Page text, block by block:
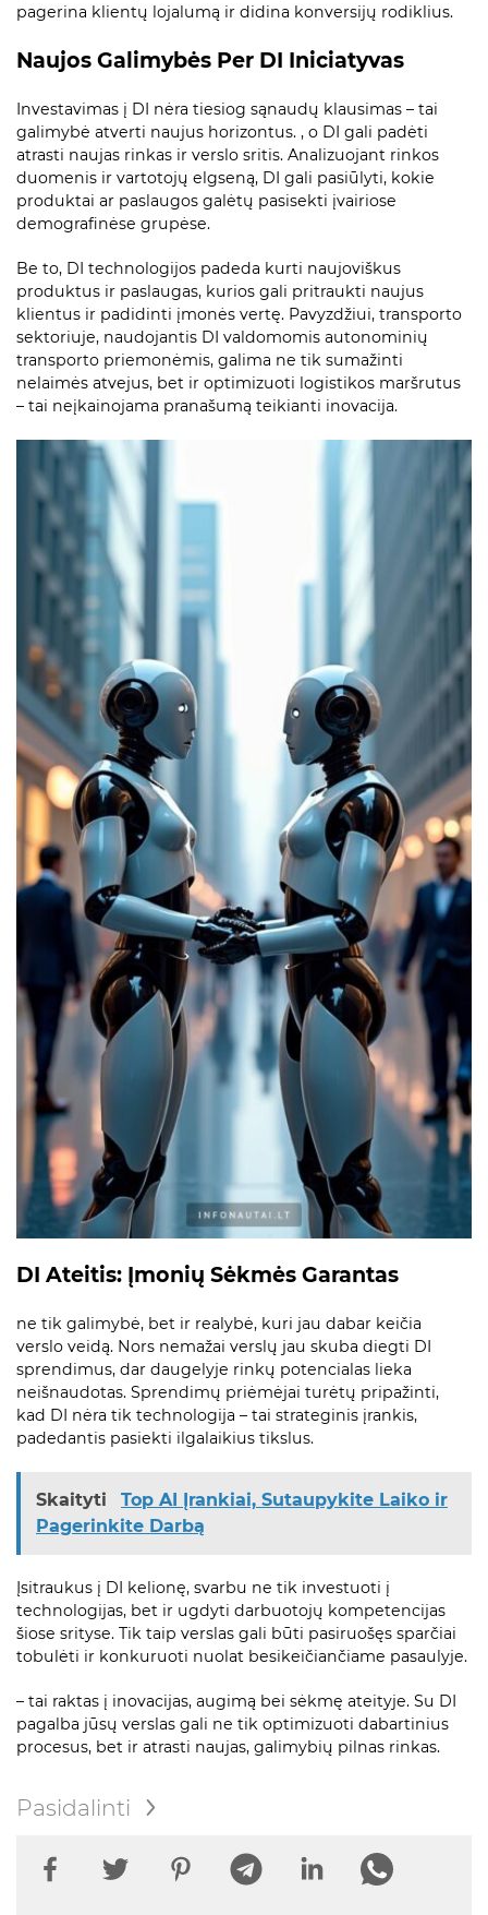
pagerina klientų lojalumą ir didina konversijų rodiklius.
Naujos Galimybės Per DI Iniciatyvas
Investavimas į DI nėra tiesiog sąnaudų klausimas – tai
galimybė atverti naujus horizontus. , o DI gali padėti
atrasti naujas rinkas ir verslo sritis. Analizuojant rinkos
duomenis ir vartotojų elgseną, DI gali pasiūlyti, kokie
produktai ar paslaugos galėtų pasisekti įvairiose
demografinėse grupėse.
Be to, DI technologijos padeda kurti naujoviškus
produktus ir paslaugas, kurios gali pritraukti naujus
klientus ir padidinti įmonės vertę. Pavyzdžiui, transporto
sektoriuje, naudojantis DI valdomomis autonominių
transporto priemonėmis, galima ne tik sumažinti
nelaimės atvejus, bet ir optimizuoti logistikos maršrutus
– tai neįkainojama pranašumą teikianti inovacija.
DI Ateitis: Įmonių Sėkmės Garantas
ne tik galimybė, bet ir realybė, kuri jau dabar keičia
verslo veidą. Nors nemažai verslų jau skuba diegti DI
sprendimus, dar daugelyje rinkų potencialas lieka
neišnaudotas. Sprendimų priėmėjai turėtų pripažinti,
kad DI nėra tik technologija – tai strateginis įrankis,
padedantis pasiekti ilgalaikius tikslus.
Skaityti
Top AI Įrankiai, Sutaupykite Laiko ir
Pagerinkite Darbą
Įsitraukus į DI kelionę, svarbu ne tik investuoti į
technologijas, bet ir ugdyti darbuotojų kompetencijas
šiose srityse. Tik taip verslas gali būti pasiruošęs sparčiai
tobulėti ir konkuruoti nuolat besikeičiančiame pasaulyje.
– tai raktas į inovacijas, augimą bei sėkmę ateityje. Su DI
pagalba jūsų verslas gali ne tik optimizuoti dabartinius
procesus, bet ir atrasti naujas, galimybių pilnas rinkas.
Pasidalinti